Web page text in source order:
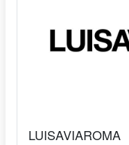
LUISAVIAROMA